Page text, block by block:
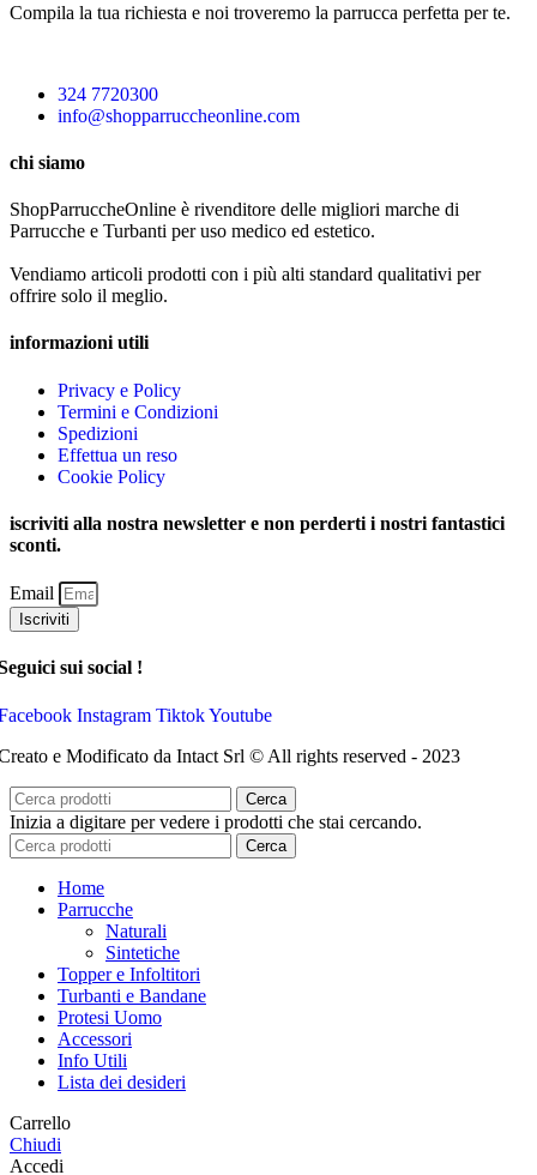
Compila la tua richiesta e noi troveremo la parrucca perfetta per te.
324 7720300
info@shopparruccheonline.com
chi siamo
ShopParruccheOnline è rivenditore delle migliori marche di
Parrucche e Turbanti per uso medico ed estetico.
Vendiamo articoli prodotti con i più alti standard qualitativi per
offrire solo il meglio.
informazioni utili
Privacy e Policy
Termini e Condizioni
Spedizioni
Effettua un reso
Cookie Policy
iscriviti alla nostra newsletter e non perderti i nostri fantastici
sconti.
Email
Iscriviti
sui social !
Instagram TiktokYoutube
e Modificato da Intact Srl © All rights reserved - 2023
Cerca
Inizia a digitare per vedere i prodotti che stai cercando.
Cerca
Home
Parrucche
Naturali
Sintetiche
Topper e Infoltitori
Turbanti e Bandane
Protesi Uomo
Accessori
Info Utili
Lista dei desideri
Carrello
Chiudi
Accedi